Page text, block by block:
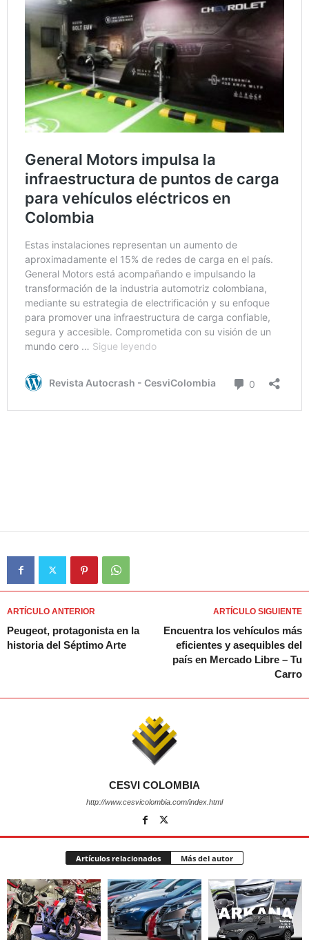
ARTÍCULO ANTERIOR
Peugeot, protagonista en la
historia del Séptimo Arte
ARTÍCULO SIGUIENTE
Encuentra los vehículos más
eficientes y asequibles del
país en Mercado Libre – Tu
Carro
CESVI COLOMBIA
http://www.cesvicolombia.com/index.html
Artículos relacionados Más del autor